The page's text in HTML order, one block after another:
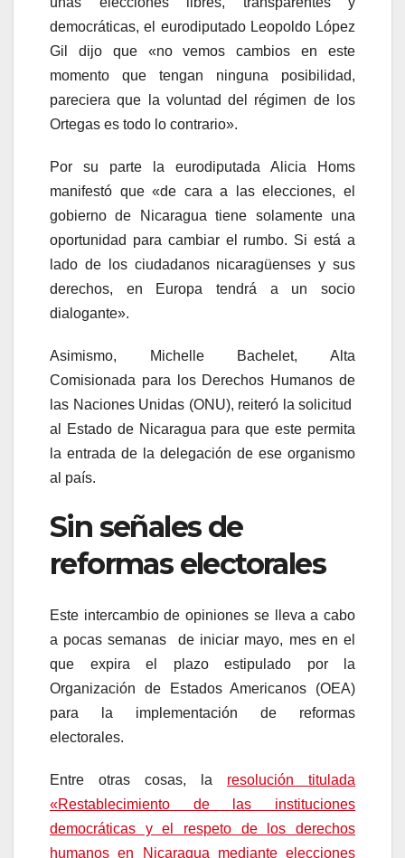
democráticas, el eurodiputado Leopoldo López
Gil dijo que «no vemos cambios en este
momento que tengan ninguna posibilidad,
pareciera que la voluntad del régimen de los
Ortegas es todo lo contrario».
Por su parte la eurodiputada Alicia Homs
manifestó que «de cara a las elecciones, el
gobierno de Nicaragua tiene solamente una
oportunidad para cambiar el rumbo. Si está a
lado de los ciudadanos nicaragüenses y sus
derechos, en Europa tendrá a un socio
dialogante».
Asimismo, Michelle Bachelet, Alta
Comisionada para los Derechos Humanos de
las Naciones Unidas (ONU), reiteró la solicitud
al Estado de Nicaragua para que este permita
la entrada de la delegación de ese organismo
al país.
Sin señales de
reformas electorales
Este intercambio de opiniones se lleva a cabo
a pocas semanas de iniciar mayo, mes en el
que expira el plazo estipulado por la
Organización de Estados Americanos (OEA)
para la implementación de reformas
electorales.
Entre otras cosas, la resolución titulada
«Restablecimiento de las instituciones
democráticas y el respeto de los derechos
humanos en Nicaragua mediante elecciones